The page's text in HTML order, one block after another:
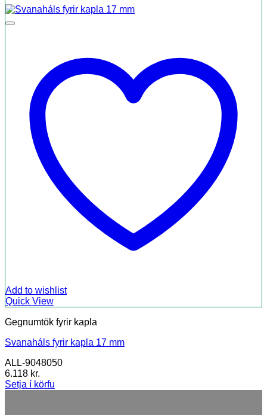
Add to wishlist
Quick View
Gegnumtök fyrir kapla
Svanaháls fyrir kapla 17 mm
ALL-9048050
6.118 kr.
Setja í körfu